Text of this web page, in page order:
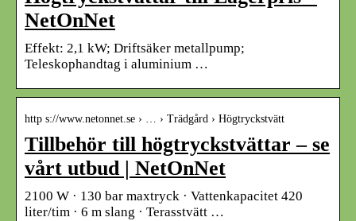
NetOnNet
Effekt: 2,1 kW; Driftsäker metallpump;
Teleskophandtag i aluminium …
http s://www.netonnet.se › … › Trädgård › Högtryckstvätt
Tillbehör till högtryckstvättar – se
vårt utbud | NetOnNet
2100 W · 130 bar maxtryck · Vattenkapacitet 420
liter/tim · 6 m slang · Terasstvätt …